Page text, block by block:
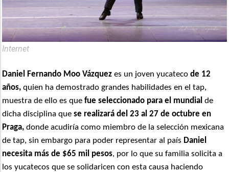
Internet
Daniel Fernando Moo Vázquez es un joven yucatecode 12
años, quien ha demostrado grandes habilidades en el tap,
muestra de ello es quefue seleccionado para el mundial de
dicha disciplina que se realizará del 23 al 27 de octubre en
Praga, donde acudiría como miembro de la selección mexicana
de tap, sin embargo para poder representar al país Daniel
necesita más de $65 mil pesos, por lo que su familia solicita a
los yucatecos que se solidaricen con esta causa haciendo